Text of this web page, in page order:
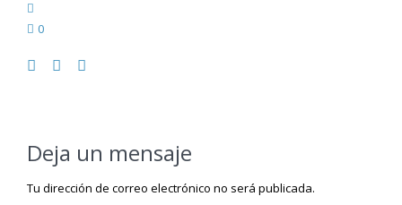
0
Deja un mensaje
Tu dirección de correo electrónico no será publicada.